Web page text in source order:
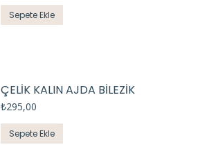
Sepete Ekle
ÇELİK KALIN AJDA BİLEZİK
₺295,00
Sepete Ekle